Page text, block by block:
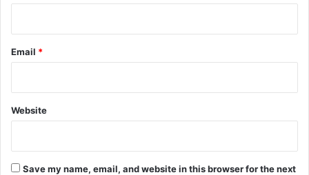
Email *
Website
Save my name, email, and website in this browser for the next